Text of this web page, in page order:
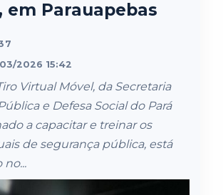
em Parauapebas
2026 15:42
Virtual Móvel, da Secretaria
e Defesa Social do Pará
a capacitar e treinar os
de segurança pública, está